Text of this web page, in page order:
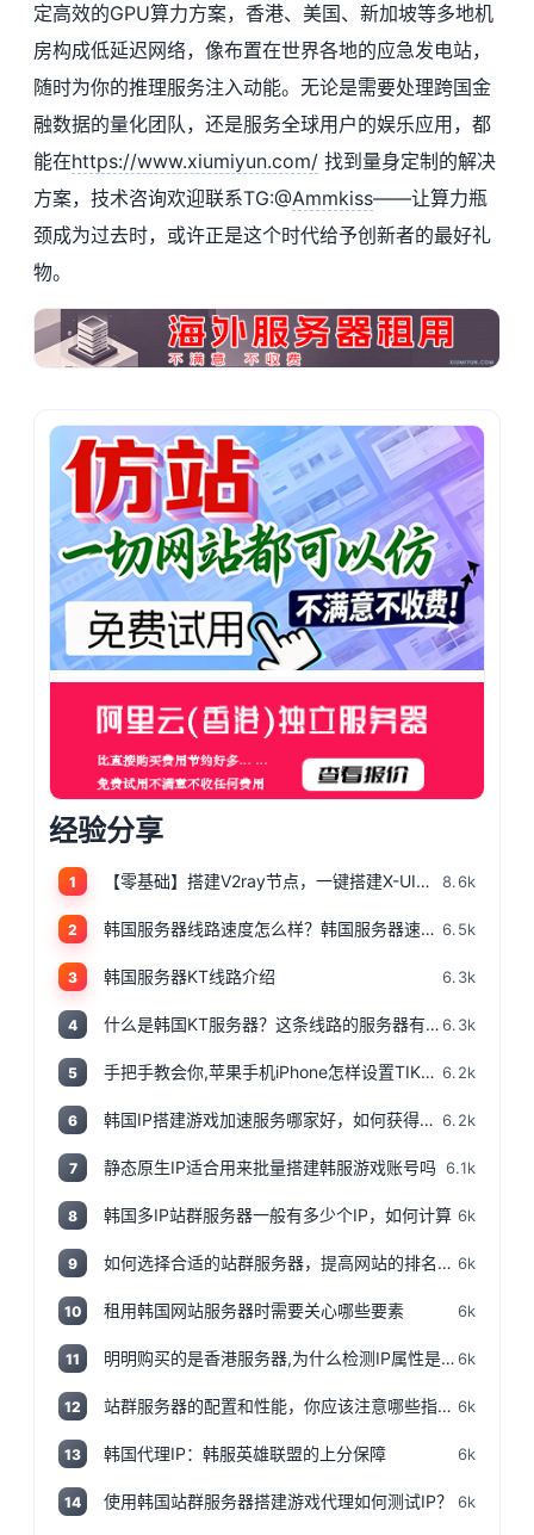
定高效的GPU算力方案，香港、美国、新加坡等多地机
房构成低延迟网络，像布置在世界各地的应急发电站，
随时为你的推理服务注入动能。无论是需要处理跨国金
融数据的量化团队，还是服务全球用户的娱乐应用，都
能在https://www.xiumiyun.com/ 找到量身定制的解决
方案，技术咨询欢迎联系TG:@Ammkiss——让算力瓶
颈成为过去时，或许正是这个时代给予创新者的最好礼
物。
经验分享
1 【零基础】搭建V2ray节点，一键搭建X-UI面板，目前最简单、最安全、最稳定的专属节点搭建方法，晚高峰高速稳定，4K秒开的科学上网 8.6k
2 韩国服务器线路速度怎么样？韩国服务器速度测评 6.5k
3 韩国服务器KT线路介绍 6.3k
4 什么是韩国KT服务器？这条线路的服务器有哪些特点？6.3k
5 手把手教会你,苹果手机iPhone怎样设置TIKTOK文的运营环境，手把手教你怎样运营海外抖音 服务器购买 6.2k
6 韩国IP搭建游戏加速服务哪家好，如何获得韩国IP 6.2k
7 静态原生IP适合用来批量搭建韩服游戏账号吗 6.1k
8 韩国多IP站群服务器一般有多少个IP，如何计算 6k
9 如何选择合适的站群服务器，提高网站的排名和流量 6k
10 租用韩国网站服务器时需要关心哪些要素 6k
11 明明购买的是香港服务器,为什么检测IP属性是归美国?「视频+文案」6k
12 站群服务器的配置和性能，你应该注意哪些指标和参数？ 6k
13 韩国代理IP：韩服英雄联盟的上分保障 6k
14 使用韩国站群服务器搭建游戏代理如何测试IP？ 6k